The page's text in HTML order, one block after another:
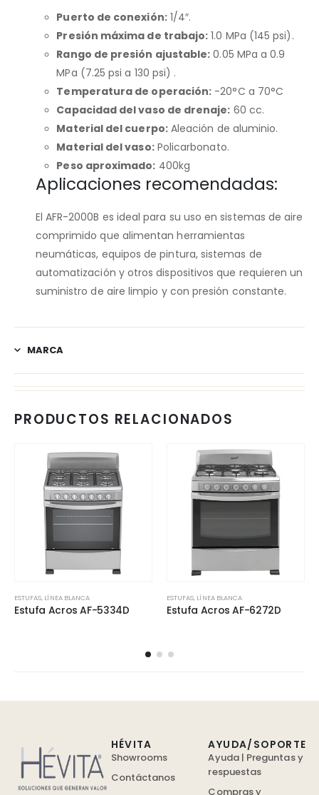
Puerto de conexión: 1/4″.
Presión máxima de trabajo: 1.0 MPa (145 psi).
Rango de presión ajustable: 0.05 MPa a 0.9
MPa (7.25 psi a 130 psi) .
Temperatura de operación: -20°C a 70°C
Capacidad del vaso de drenaje: 60 cc​.
Material del cuerpo: Aleación de aluminio​.
Material del vaso: Policarbonato​.
Peso aproximado: 400kg
Aplicaciones recomendadas:
El AFR-2000B es ideal para su uso en sistemas de aire
comprimido que alimentan herramientas
neumáticas, equipos de pintura, sistemas de
automatización y otros dispositivos que requieren un
suministro de aire limpio y con presión constante.
MARCA
PRODUCTOS RELACIONADOS
ESTUFAS, LÍNEA BLANCA
Estufa Acros AF-5334D
ESTUFAS, LÍNEA BLANCA
Estufa Acros AF-6272D
HÉVITA
Showrooms
Contáctanos
AYUDA/SOPORTE
Ayuda | Preguntas y
respuestas
Compras y